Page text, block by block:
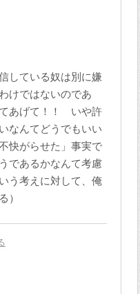
している奴は別に嫌
けではないのであ
あげて！！ いや許
なんてどうでもいい
快がらせた」事実で
であるかなんて考慮
う考えに対して、俺
）